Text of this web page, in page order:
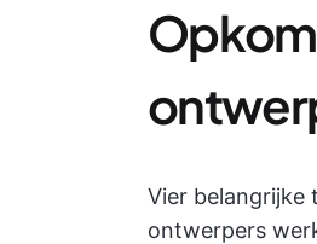
Vier belangrijke
ontwerpers